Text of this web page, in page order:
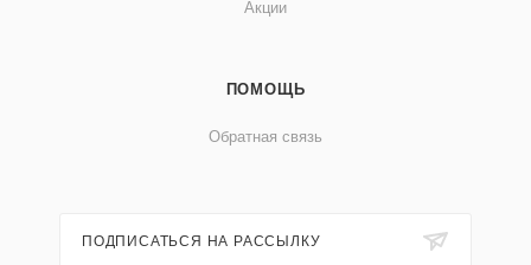
Акции
ПОМОЩЬ
Обратная связь
ПОДПИСАТЬСЯ НА РАССЫЛКУ